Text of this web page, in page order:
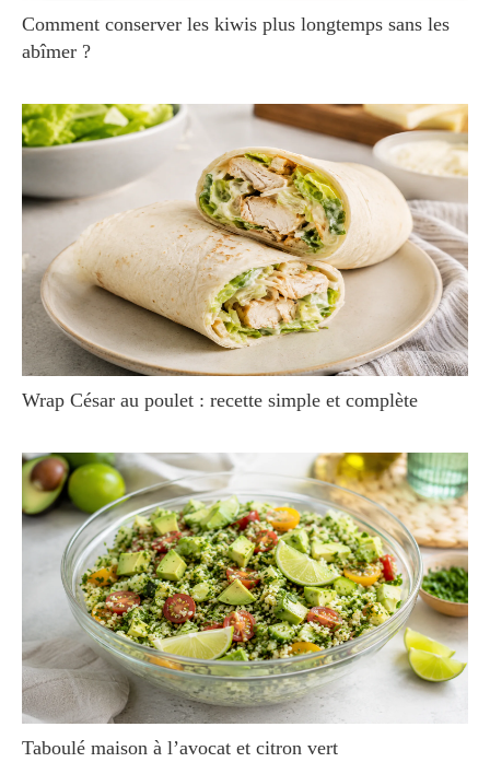
Comment conserver les kiwis plus longtemps sans les
abîmer ?
Wrap César au poulet : recette simple et complète
Taboulé maison à l’avocat et citron vert